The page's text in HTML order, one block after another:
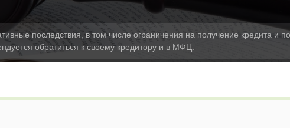
последствия, в том числе ограничения на получение кредита и
обратиться к своему кредитору и в МФЦ.